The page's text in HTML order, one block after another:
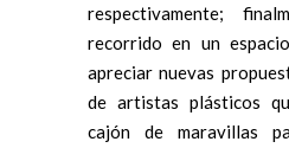
respectivamente;
recorrido en un
apreciar nuevas
de artistas plásticos
cajón de maravillas